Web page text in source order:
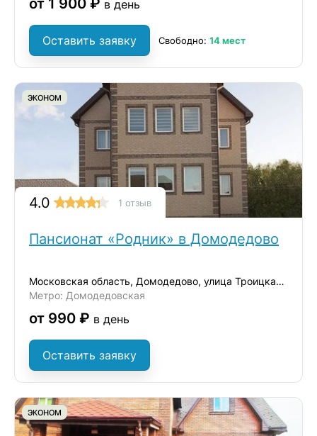
от 1 900 ₽ в день
Оставить заявку Свободно: 14 мест
ЭКОНОМ
4.0 1 отзыв
Пансионат «Родник» в Домодедово
Московская область, Домодедово, улица Троицкая, 38
Метро: Домодедовская
от 990 ₽ в день
Оставить заявку
ЭКОНОМ